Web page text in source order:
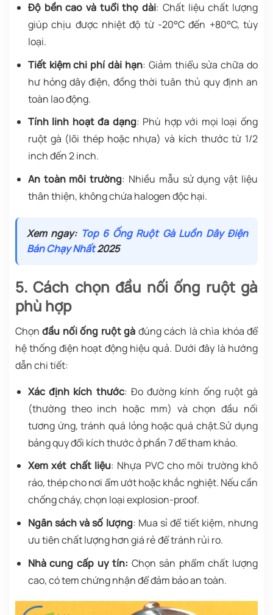
Độ bền cao và tuổi thọ dài: Chất liệu chất lượng
giúp chịu được nhiệt độ từ -20°C đến +80°C, tùy
loại.
Tiết kiệm chi phí dài hạn: Giảm thiểu sửa chữa do
hư hỏng dây điện, đồng thời tuân thủ quy định an
toàn lao động.
Tính linh hoạt đa dạng: Phù hợp với mọi loại ống
ruột gà (lõi thép hoặc nhựa) và kích thước từ 1/2
inch đến 2 inch.
An toàn môi trường: Nhiều mẫu sử dụng vật liệu
thân thiện, không chứa halogen độc hại.
Xem ngay: Top 6 Ống Ruột Gà Luồn Dây Điện
Bán Chạy Nhất2025
5. Cách chọn đầu nối ống ruột gà
phù hợp
Chọnđầu nối ống ruột gà đúng cách là chìa khóa để
hệ thống điện hoạt động hiệu quả. Dưới đây là hướng
dẫn chi tiết:
Xác định kích thước: Đo đường kính ống ruột gà
(thường theo inch hoặc mm) và chọn đầu nối
tương ứng, tránh quá lỏng hoặc quá chật.Sử dụng
bảng quy đổi kích thước ở phần 7 để tham khảo.
Xem xét chất liệu: Nhựa PVC cho môi trường khô
ráo, thép cho nơi ẩm ướt hoặc khắc nghiệt. Nếu cần
chống cháy, chọn loại explosion-proof.
Ngân sách và số lượng: Mua sỉ để tiết kiệm, nhưng
ưu tiên chất lượng hơn giá rẻ để tránh rủi ro.
Nhà cung cấp uy tín: Chọn sản phẩm chất lượng
cao, có tem chứng nhận để đảm bảo an toàn.